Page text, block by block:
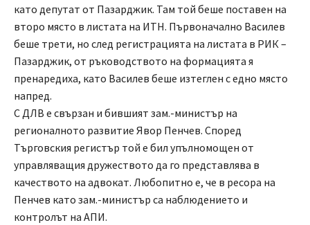
като депутат от Пазарджик. Там той беше поставен на
второ място в листата на ИТН. Първоначално Василев
беше трети, но след регистрацията на листата в РИК –
Пазарджик, от ръководството на формацията я
пренаредиха, като Василев беше изтеглен с едно място
напред.
С ДЛВ е свързан и бившият зам.-министър на
регионалното развитие Явор Пенчев. Според
Търговския регистър той е бил упълномощен от
управляващия дружеството да го представлява в
качеството на адвокат. Любопитно е, че в ресора на
Пенчев като зам.-министър са наблюдението и
контролът на АПИ.